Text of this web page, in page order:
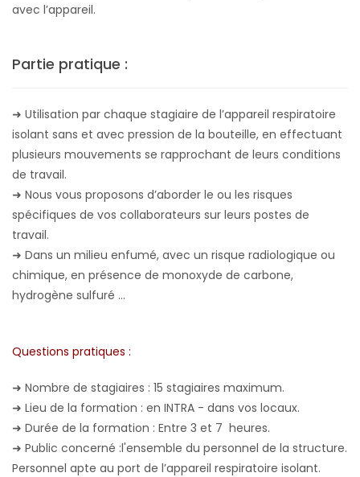
avec l’appareil.
Partie pratique :
➜ Utilisation par chaque stagiaire de l’appareil respiratoire
isolant sans et avec pression de la bouteille, en effectuant
plusieurs mouvements se rapprochant de leurs conditions
de travail.
➜ Nous vous proposons d’aborder le ou les risques
spécifiques de vos collaborateurs sur leurs postes de
travail.
➜ Dans un milieu enfumé, avec un risque radiologique ou
chimique, en présence de monoxyde de carbone,
hydrogène sulfuré ...
Questions pratiques :
➜ Nombre de stagiaires : 15 stagiaires maximum.
➜ Lieu de la formation : en INTRA - dans vos locaux.
➜ Durée de la formation : Entre 3 et 7 heures.
➜ Public concerné :l'ensemble du personnel de la structure.
Personnel apte au port de l’appareil respiratoire isolant.